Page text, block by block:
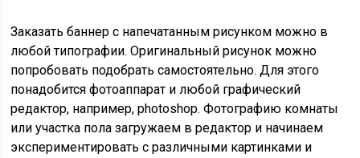
Заказать баннер с напечатанным рисунком можно в
любой типографии. Оригинальный рисунок можно
попробовать подобрать самостоятельно. Для этого
понадобится фотоаппарат и любой графический
редактор, например, photoshop. Фотографию комнаты
или участка пола загружаем в редактор и начинаем
экспериментировать с различными картинками и